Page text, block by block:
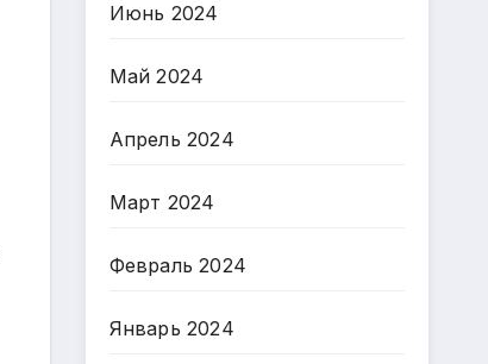
Июнь 2024
Май 2024
Апрель 2024
Март 2024
Февраль 2024
Январь 2024